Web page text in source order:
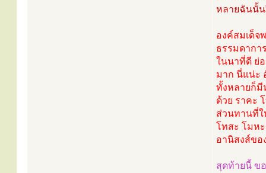
หลายฉันนั้น
องค์สมเด็จ
ธรรมดาก
ในนาที่ดี ย่
มาก นี่แน่ะ
ทั้งหลายก็มี
ด้วย ราคะ
ส่วนทานที่ใ
โทสะ โมห
อานิสงส์ขอ
สุดท้ายนี้ ข